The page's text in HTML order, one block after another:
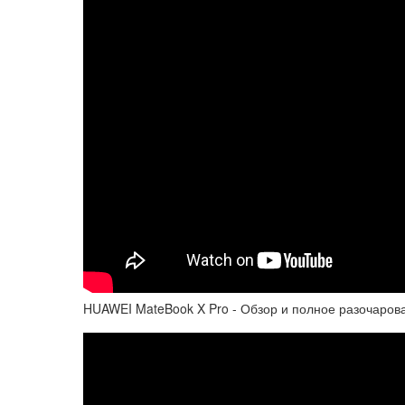
HUAWEI MateBook X Pro - Обзор и полное